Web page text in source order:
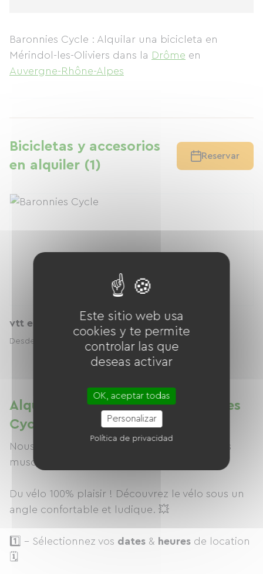
Baronnies Cycle : Alquilar una bicicleta en
Mérindol-les-Oliviers dans la Drôme en
Auvergne-Rhône-Alpes
Bicicletas y accesorios
en alquiler (1)
Reservar
vtt electrique
Desde 40.00 € / día
Alquiler de bicicletas en Baronnies
Cycle
Nous vous proposons notre gamme de vélos
musculaires ou électriques à la location ! 🚲
Du vélo 100% plaisir ! Découvrez le vélo sous un
angle confortable et ludique. 💥
1️⃣ - Sélectionnez vos dates & heures de location
🗓
Este sitio web usa
cookies y te permite
controlar las que
deseas activar
OK, aceptar todas
Personalizar
Política de privacidad